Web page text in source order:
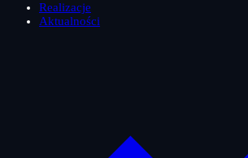
Realizacje
Aktualności